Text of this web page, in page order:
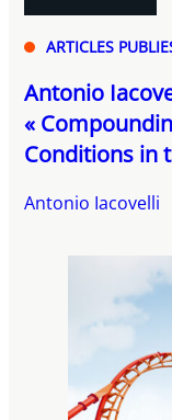
ARTICLES
Antonio
«
Conditions in
Antonio Iacovelli